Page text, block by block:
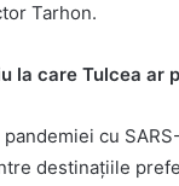
Tarhon.
la care Tulcea ar
cu
destinațiile